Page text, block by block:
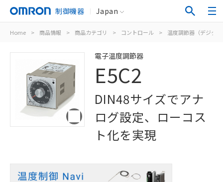
制御機器 Japan
Home > 商品情報 > 商品カテゴリ > コントロール > 温度調節器（デジタ
電子温度調節器
E5C2
DIN48サイズでアナ
ログ設定、ローコス
ト化を実現